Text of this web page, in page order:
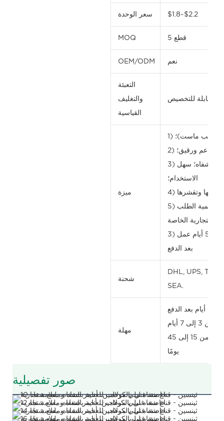
سعر الوحدة $1.8~$2.2
MOQ 5 قطع
OEM/ODM نعم
التعبئة
والتغليف
القياسية
قابلة للتخصيص
ميزة
(ليب ماست)؛
ناعم ورقيق؛
3) يأتي مع فرشاة صغيرة للشفاه؛ سهل
الاستخدام؛
5) الحد الأدنى المنخفض لكمية الطلب
التجارية الخاصة
3) توصيل سريع، خلال 3 إلى 5 أيام عمل
بعد الدفع
شحنة
DHL, UPS, TNT,
SEA.
مهلة
أيام بعد الدفع
7 أيام
طلب تصنيع المعدات الأصلية: من 15 إلى 45
يومًا
صور تفصيلية